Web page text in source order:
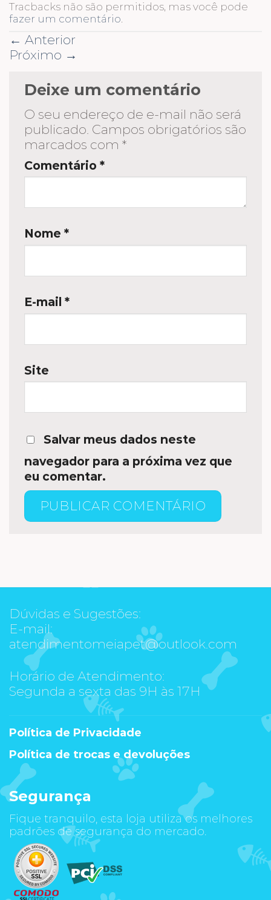
Tracbacks não são permitidos, mas você pode
fazer um comentário.
← Anterior
Próximo →
Deixe um comentário
O seu endereço de e-mail não será
publicado. Campos obrigatórios são
marcados com *
Comentário *
Nome *
E-mail *
Site
Salvar meus dados neste
navegador para a próxima vez que
eu comentar.
Dúvidas e Sugestões:
E-mail:
atendimentomeiapet@outlook.com
Horário de Atendimento:
Segunda a sexta das 9H às 17H
Política de Privacidade
Política de trocas e devoluções
Segurança
Fique tranquilo, esta loja utiliza os melhores
padrões de segurança do mercado.